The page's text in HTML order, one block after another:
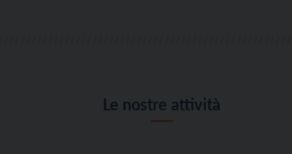
Le nostre attività